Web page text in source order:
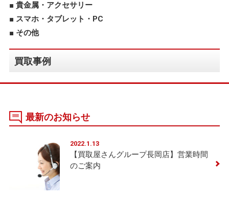
貴金属・アクセサリー
スマホ・タブレット・PC
その他
買取事例
最新のお知らせ
2022.1.13
【買取屋さんグループ長岡店】営業時間
のご案内